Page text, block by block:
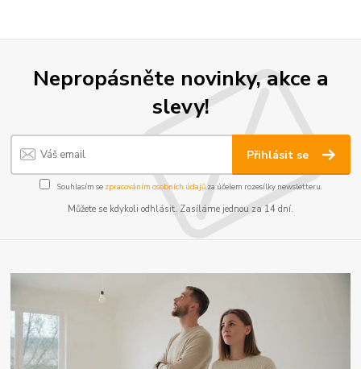
Nepropásněte novinky, akce a
slevy!
Přihlásit se
Souhlasím se zpracováním osobních údajůza účelem rozesílky newsletteru.
Můžete se kdykoli odhlásit. Zasíláme jednou za 14 dní.